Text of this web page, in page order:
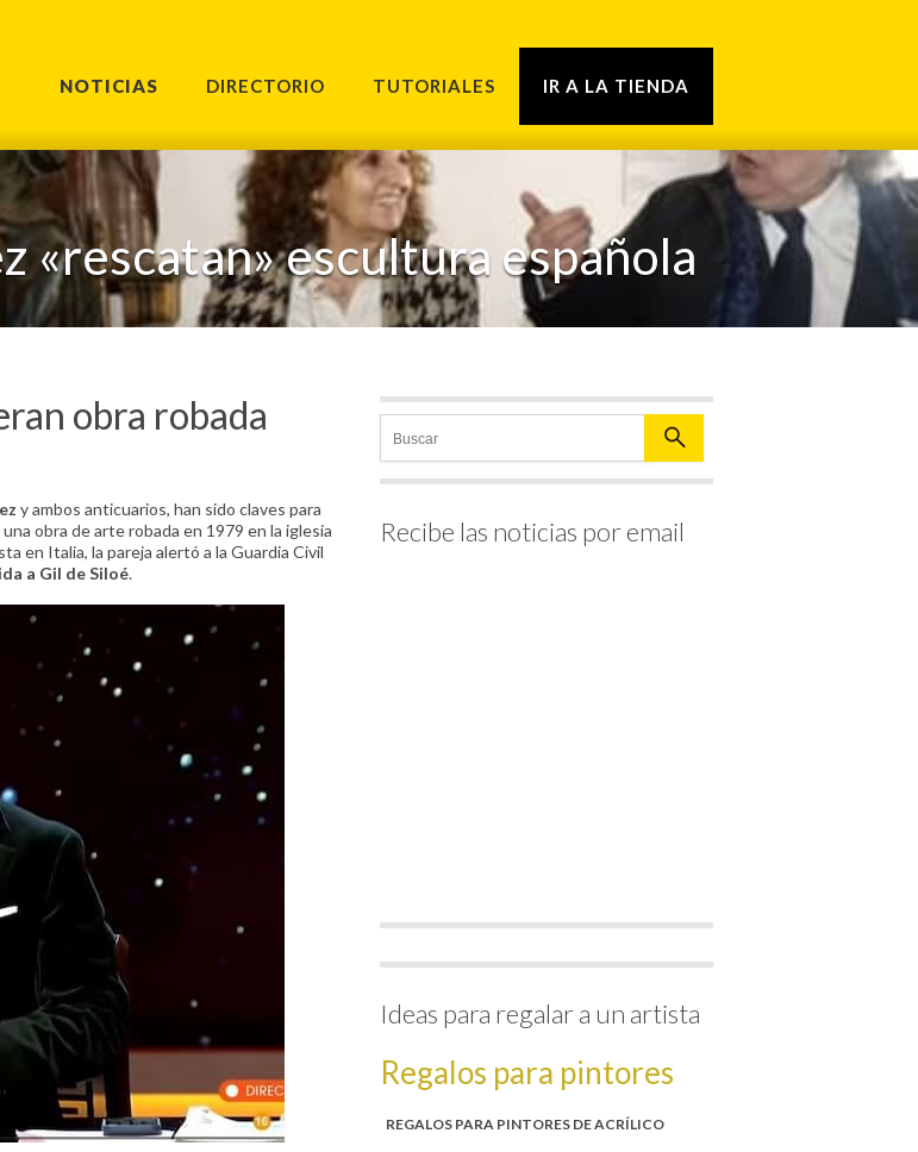
NOTICIAS DIRECTORIO TUTORIALES IR A LA TIENDA
«rescatan» escultura española
obra robada
y ambos anticuarios, han sido claves para
obra de arte robada en 1979 en la iglesia
en Italia, la pareja alertó a la Guardia Civil
a Gil de Siloé.
Recibe las noticias por email
Ideas para regalar a un artista
Regalos para pintores
REGALOS PARA PINTORES DE ACRÍLICO